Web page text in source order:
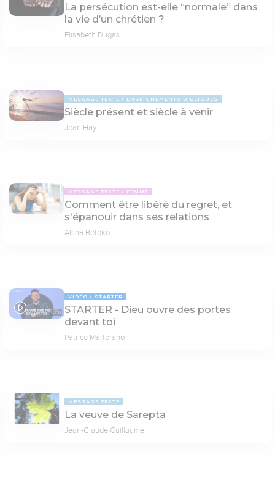
La persécution est-elle “normale” dans
la vie d’un chrétien ?
Elisabeth Dugas
MESSAGE TEXTE ENSEIGNEMENTS BIBLIQUES
Siècle présent et siècle à venir
Jean Hay
MESSAGE TEXTE FEMME
Comment être libéré du regret, et
s'épanouir dans ses relations
Aisha Betoko
03:18
VIDÉO STARTER
STARTER - Dieu ouvre des portes
devant toi
Patrice Martorano
MESSAGE TEXTE
La veuve de Sarepta
Jean-Claude Guillaume